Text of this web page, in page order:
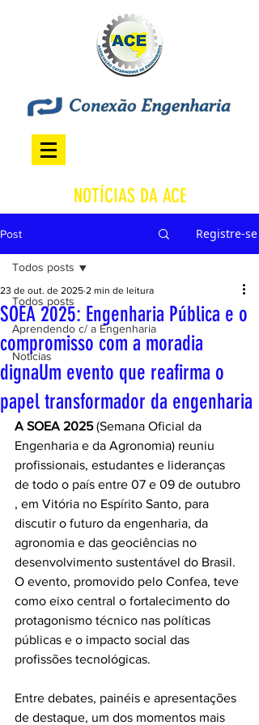
NOTÍCIAS DA ACE
Post Registre-se
Todos posts
Aprendendo c/ a Engenharia
Notícias
Todos posts
SOEA 2025: Engenharia Pública e o
compromisso com a moradia
dignaUm evento que reafirma o
papel transformador da engenharia
23 de out. de 2025 2 min de leitura
A SOEA 2025 (Semana Oficial da
Engenharia e da Agronomia) reuniu
profissionais, estudantes e lideranças
de todo o país entre 07 e 09 de outubro
, em Vitória no Espírito Santo, para
discutir o futuro da engenharia, da
agronomia e das geociências no
desenvolvimento sustentável do Brasil.
O evento, promovido pelo Confea, teve
como eixo central o fortalecimento do
protagonismo técnico nas políticas
públicas e o impacto social das
profissões tecnológicas.
Entre debates, painéis e apresentações
de destaque, um dos momentos mais